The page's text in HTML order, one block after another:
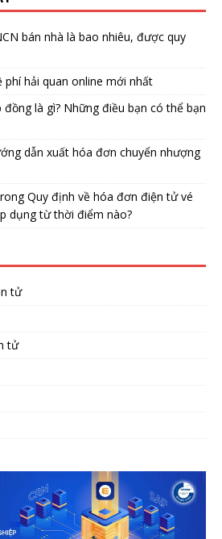
bán nhà là bao nhiêu, được quy
phí hải quan online mới nhất
đồng là gì? Những điều bạn có thể bạn
dẫn xuất hóa đơn chuyển nhượng
Quy định về hóa đơn điện tử vé
dụng từ thời điểm nào?
tử
tử